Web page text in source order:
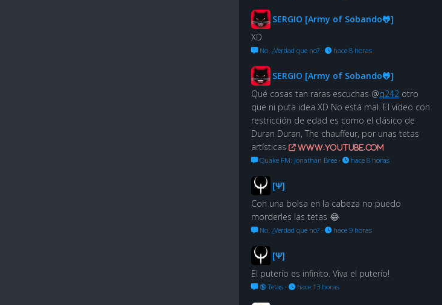
SERGIO [Army of Sobando🐸]
XD
No. ¿Verdad que no? · hace 8 horas
SERGIO [Army of Sobando🐸]
Qué cosas tan raras escuchas @q242 otro
que ni puta idea XD No está mal. El vídeo con
restricción de edad es como el clásico de
Duran Duran, The chauffeur, por unas tetas
artísticas
www.youtube.com
Quake FM: Jonathan Bree · hace 8 horas
[Ψ]
Con una bolsa en la cabeza no puedo
morderles las tetas 😂
No. ¿Verdad que no? · hace 9 horas
[Ψ]
El puterío es infinito. Viva el puterío!
🔞 Tetas · hace 13 horas